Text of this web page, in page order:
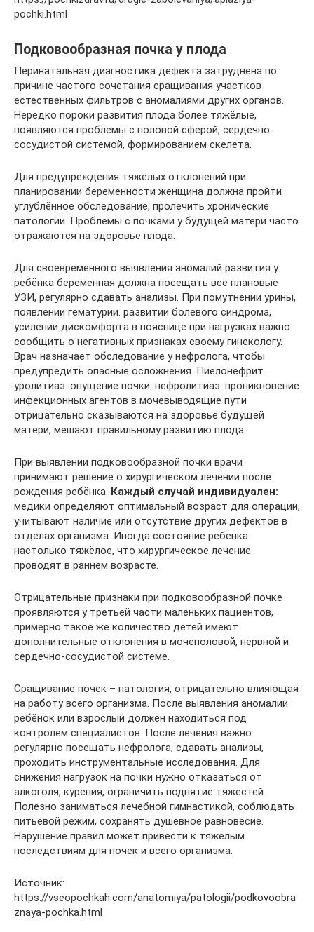
pochki.html
Подковообразная почка у плода
Перинатальная диагностика дефекта затруднена по
причине частого сочетания сращивания участков
естественных фильтров с аномалиями других органов.
Нередко пороки развития плода более тяжёлые,
появляются проблемы с половой сферой, сердечно-
сосудистой системой, формированием скелета.
Для предупреждения тяжёлых отклонений при
планировании беременности женщина должна пройти
углублённое обследование, пролечить хронические
патологии. Проблемы с почками у будущей матери часто
отражаются на здоровье плода.
Для своевременного выявления аномалий развития у
ребёнка беременная должна посещать все плановые
УЗИ, регулярно сдавать анализы. При помутнении урины,
появлении гематурии. развитии болевого синдрома,
усилении дискомфорта в пояснице при нагрузках важно
сообщить о негативных признаках своему гинекологу.
Врач назначает обследование у нефролога, чтобы
предупредить опасные осложнения. Пиелонефрит.
уролитиаз. опущение почки. нефролитиаз. проникновение
инфекционных агентов в мочевыводящие пути
отрицательно сказываются на здоровье будущей
матери, мешают правильному развитию плода.
При выявлении подковообразной почки врачи
принимают решение о хирургическом лечении после
рождения ребёнка. Каждый случай индивидуален:
медики определяют оптимальный возраст для операции,
учитывают наличие или отсутствие других дефектов в
отделах организма. Иногда состояние ребёнка
настолько тяжёлое, что хирургическое лечение
проводят в раннем возрасте.
Отрицательные признаки при подковообразной почке
проявляются у третьей части маленьких пациентов,
примерно такое же количество детей имеют
дополнительные отклонения в мочеполовой, нервной и
сердечно-сосудистой системе.
Сращивание почек – патология, отрицательно влияющая
на работу всего организма. После выявления аномалии
ребёнок или взрослый должен находиться под
контролем специалистов. После лечения важно
регулярно посещать нефролога, сдавать анализы,
проходить инструментальные исследования. Для
снижения нагрузок на почки нужно отказаться от
алкоголя, курения, ограничить поднятие тяжестей.
Полезно заниматься лечебной гимнастикой, соблюдать
питьевой режим, сохранять душевное равновесие.
Нарушение правил может привести к тяжёлым
последствиям для почек и всего организма.
Источник:
https://vseopochkah.com/anatomiya/patologii/podkovoobra
znaya-pochka.html